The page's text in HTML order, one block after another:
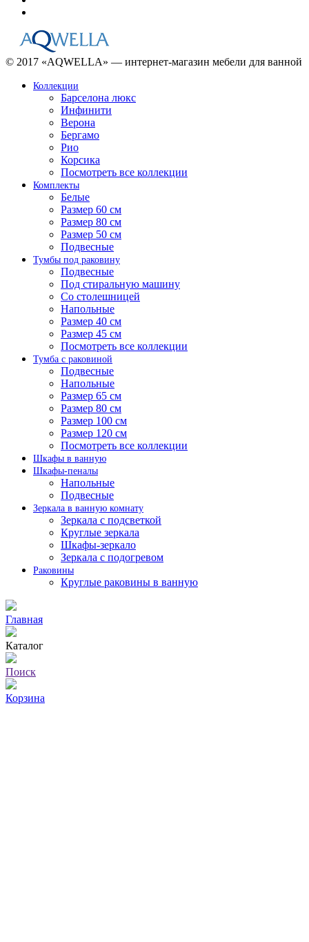
© 2017 «AQWELLA» — интернет-магазин мебели для ванной
Коллекции
Барселона люкс
Инфинити
Верона
Бергамо
Рио
Корсика
Посмотреть все коллекции
Комплекты
Белые
Размер 60 см
Размер 80 см
Размер 50 см
Подвесные
Тумбы под раковину
Подвесные
Под стиральную машину
Со столешницей
Напольные
Размер 40 см
Размер 45 см
Посмотреть все коллекции
Тумба с раковиной
Подвесные
Напольные
Размер 65 см
Размер 80 см
Размер 100 см
Размер 120 см
Посмотреть все коллекции
Шкафы в ванную
Шкафы-пеналы
Напольные
Подвесные
Зеркала в ванную комнату
Зеркала с подсветкой
Круглые зеркала
Шкафы-зеркало
Зеркала с подогревом
Раковины
Круглые раковины в ванную
Главная
Каталог
Поиск
Корзина